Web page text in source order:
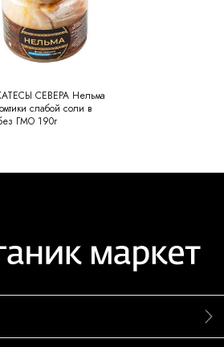
СЕВЕРА Нельма
слабой соли в
ГМО 190г